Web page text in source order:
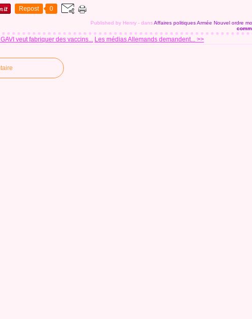
Repost 0
Published by Henry - dansAffaires politiquesArmée Nouvel ordre
veut fabriquer des vaccins... Les médias Allemands demandent... >>